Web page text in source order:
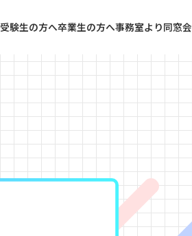
受験生の方へ卒業生の方へ事務室より同窓会